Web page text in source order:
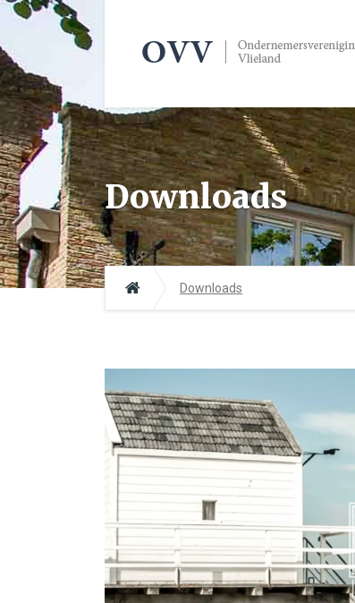
Downloads
Downloads